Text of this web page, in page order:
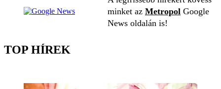
minket az Metropol Google
News oldalán is!
TOP HÍREK